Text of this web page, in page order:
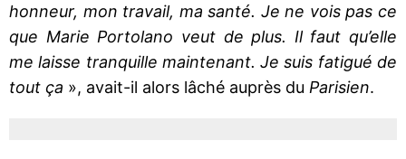
honneur, mon travail, ma santé. Je ne vois pas ce
que Marie Portolano veut de plus. Il faut qu’elle
me laisse tranquille maintenant. Je suis fatigué de
tout ça », avait-il alors lâché auprès du Parisien.